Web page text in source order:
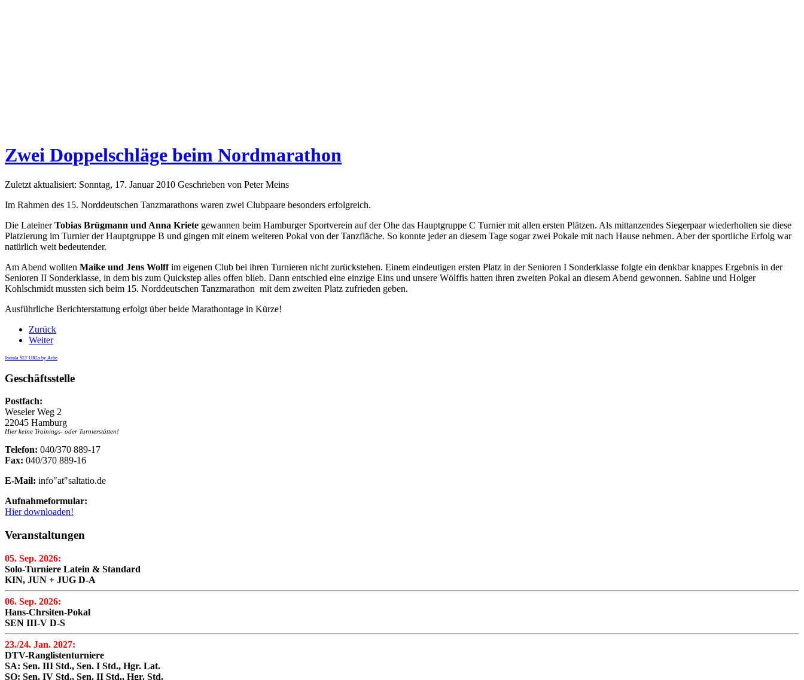
Zwei Doppelschläge beim Nordmarathon
Zuletzt aktualisiert: Sonntag, 17. Januar 2010 Geschrieben von Peter Meins
Im Rahmen des 15. Norddeutschen Tanzmarathons waren zwei Clubpaare besonders erfolgreich.
Die LateinerTobias Brügmann und Anna Kriete gewannen beim Hamburger Sportverein auf der Ohe das Hauptgruppe C Turnier mit allen ersten Plätzen. Als mittanzendes Siegerpaar wiederholten sie diese
Platzierung im Turnier der Hauptgruppe B und gingen mit einem weiteren Pokal von der Tanzfläche. So konnte jeder an diesem Tage sogar zwei Pokale mit nach Hause nehmen. Aber der sportliche Erfolg war
natürlich weit bedeutender.
Am Abend wollten Maike und Jens Wolffim eigenen Club bei ihren Turnieren nicht zurückstehen. Einem eindeutigen ersten Platz in der Senioren I Sonderklasse folgte ein denkbar knappes Ergebnis in der
Senioren II Sonderklasse, in dem bis zum Quickstep alles offen blieb. Dann entschied eine einzige Eins und unsere Wölffis hatten ihren zweiten Pokal an diesem Abend gewonnen. Sabine und Holger
Kohlschmidt mussten sich beim 15. Norddeutschen Tanzmarathon mit dem zweiten Platz zufrieden geben.
Ausführliche Berichterstattung erfolgt über beide Marathontage in Kürze!
Zurück
Weiter
Joomla SEF URLs by Artio
Geschäftsstelle
Postfach:
Weseler Weg 2
22045 Hamburg
Hier keine Trainings- oder Turnierstätten!
Telefon: 040/370 889-17
Fax: 040/370 889-16
E-Mail: info"at"saltatio.de
Aufnahmeformular:
Hier downloaden!
Veranstaltungen
05. Sep. 2026:
Solo-Turniere Latein & Standard
KIN, JUN + JUG D-A
06. Sep. 2026:
Hans-Chrsiten-Pokal
SEN III-V D-S
23./24. Jan. 2027:
DTV-Ranglistenturniere
SA: Sen. III Std., Sen. I Std., Hgr. Lat.
SO: Sen. IV Std., Sen. II Std., Hgr. Std.